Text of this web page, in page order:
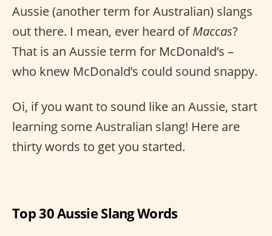
Aussie (another term for Australian) slangs
out there. I mean, ever heard ofMaccas?
That is an Aussie term for McDonald’s –
who knew McDonald’s could sound snappy.
Oi, if you want to sound like an Aussie, start
learning some Australian slang! Here are
thirty words to get you started.
Top 30 Aussie Slang Words